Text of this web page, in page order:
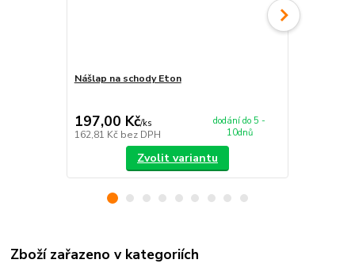
Nášlap na schody Eton
197,00 Kč/ks
162,81 Kč bez DPH
dodání do 5 -
10dnů
Zvolit variantu
Zboží zařazeno v kategoriích